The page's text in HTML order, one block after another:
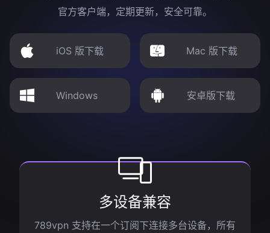
官方客户端，定期更新，安全可靠。
iOS 版下载 Mac 版下载
Windows 安卓版下载
多设备兼容
789vpn 支持在一个订阅下连接多台设备，所有